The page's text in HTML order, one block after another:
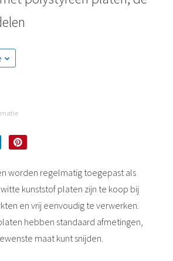
worden regelmatig toegepast als
witte kunststof platen zijn te koop bij
en vrij eenvoudig te verwerken.
hebben standaard afmetingen,
maat kunt snijden.